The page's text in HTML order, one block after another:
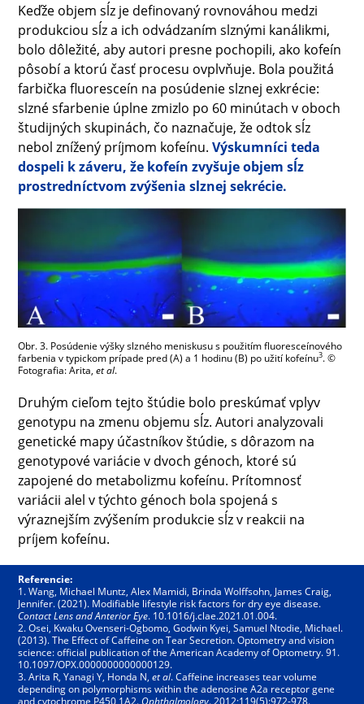
Keďže objem sĺz je definovaný rovnováhou medzi
produkciou sĺz a ich odvádzaním slznými kanálikmi,
bolo dôležité, aby autori presne pochopili, ako kofeín
pôsobí a ktorú časť procesu ovplvňuje. Bola použitá
farbička fluoresceín na posúdenie slznej exkrécie:
slzné sfarbenie úplne zmizlo po 60 minútach v oboch
študijných skupinách, čo naznačuje, že odtok sĺz
nebol znížený príjmom kofeínu.Výskumníci teda
dospeli k záveru, že kofeín zvyšuje objem sĺz
prostredníctvom zvýšenia slznej sekrécie.
Obr. 3. Posúdenie výšky slzného meniskusu s použitím fluoresceínového
farbenia v typickom prípade pred (A) a 1 hodinu (B) po užití kofeínu3. ©
Fotografia: Arita,et al.
Druhým cieľom tejto štúdie bolo preskúmať vplyv
genotypu na zmenu objemu sĺz. Autori analyzovali
genetické mapy účastníkov štúdie, s dôrazom na
genotypové variácie v dvoch génoch, ktoré sú
zapojené do metabolizmu kofeínu. Prítomnosť
variácii alel v týchto génoch bola spojená s
výraznejším zvýšením produkcie sĺz v reakcii na
príjem kofeínu.
Referencie:
1. Wang, Michael Muntz, Alex Mamidi, Brinda Wolffsohn, James Craig,
Jennifer. (2021). Modifiable lifestyle risk factors for dry eye disease.
Contact Lens and Anterior Eye. 10.1016/j.clae.2021.01.004.
2. Osei, Kwaku Ovenseri-Ogbomo, Godwin Kyei, Samuel Ntodie, Michael.
(2013). The Effect of Caffeine on Tear Secretion. Optometry and vision
science: official publication of the American Academy of Optometry. 91.
10.1097/OPX.0000000000000129.
3. Arita R, Yanagi Y, Honda N,et al. Caffeine increases tear volume
depending on polymorphisms within the adenosine A2a receptor gene